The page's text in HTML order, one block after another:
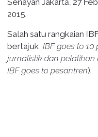
2015.
Salah satu rangkaian
bertajuk IBF goes to
jurnalistik dan pelatihan
IBF goes to pesantren).